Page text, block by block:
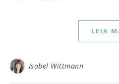
LEIA
Isabel Wittmann